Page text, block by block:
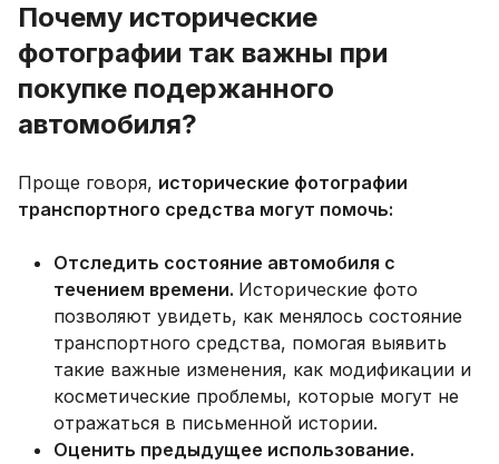
Почему исторические
фотографии так важны при
покупке подержанного
автомобиля?
Проще говоря, исторические фотографии
транспортного средства могут помочь:
Отследить состояние автомобиля с
течением времени. Исторические фото
позволяют увидеть, как менялось состояние
транспортного средства, помогая выявить
такие важные изменения, как модификации и
косметические проблемы, которые могут не
отражаться в письменной истории.
Оценить предыдущее использование.